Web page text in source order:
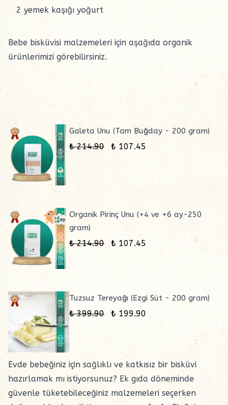
2 yemek kaşığı yoğurt
Bebe bisküvisi malzemeleri için aşağıda organik
ürünlerimizi görebilirsiniz.
Galeta Unu (Tam Buğday - 200 gram)
₺ 214.90 ₺ 107.45
Organik Pirinç Unu (+4 ve +6 ay-250
gram)
₺ 214.90 ₺ 107.45
Tuzsuz Tereyağı (Ezgi Süt - 200 gram)
₺ 399.90 ₺ 199.90
Evde bebeğiniz için sağlıklı ve katkısız bir bisküvi
hazırlamak mı istiyorsunuz? Ek gıda döneminde
güvenle tüketebileceğiniz malzemeleri seçerken